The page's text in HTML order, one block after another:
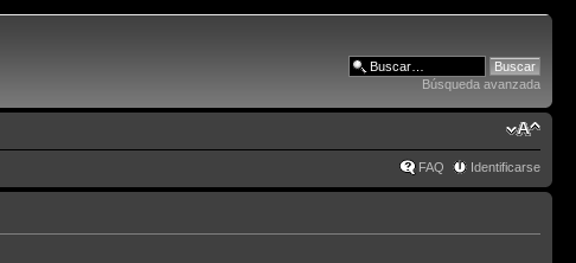
Búsqueda avanzada
FAQ Identificarse